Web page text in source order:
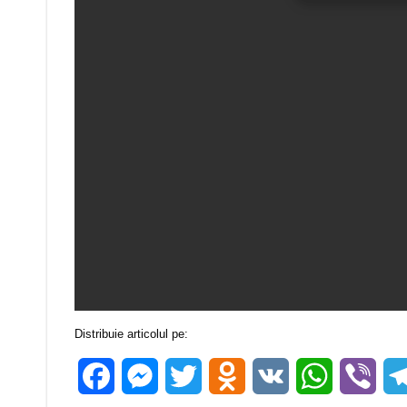
Distribuie articolul pe:
FacebookMessenger
Twitter Odnoklassniki
VK WhatsApp
Viber